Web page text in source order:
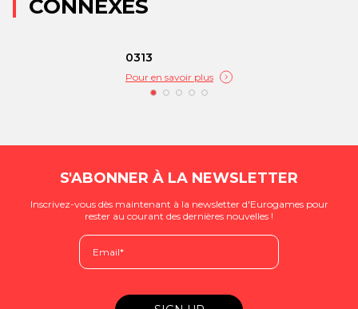
CONNEXES
0313
Pour en savoir plus
S'ABONNER À LA NEWSLETTER
Inscrivez-vous dès maintenant à la newsletter d'Eurogames pour
rester au courant des dernières nouvelles !